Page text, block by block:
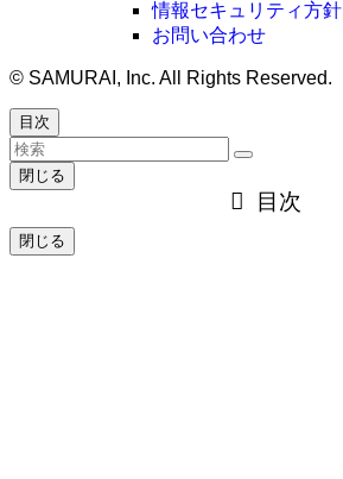
情報セキュリティ方針
お問い合わせ
© SAMURAI, Inc. All Rights Reserved.
目次
閉じる
目次
閉じる